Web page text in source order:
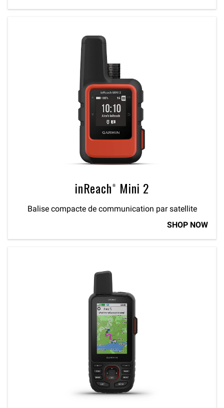
inReach® Mini 2
Balise compacte de communication par satellite
SHOP NOW